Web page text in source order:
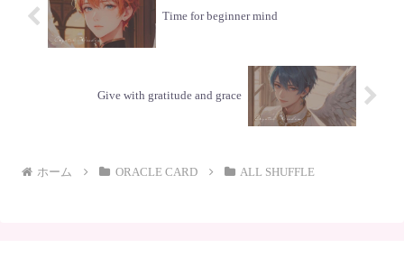
Time for beginner mind
Give with gratitude and grace
ホーム ORACLE CARD ALL SHUFFLE